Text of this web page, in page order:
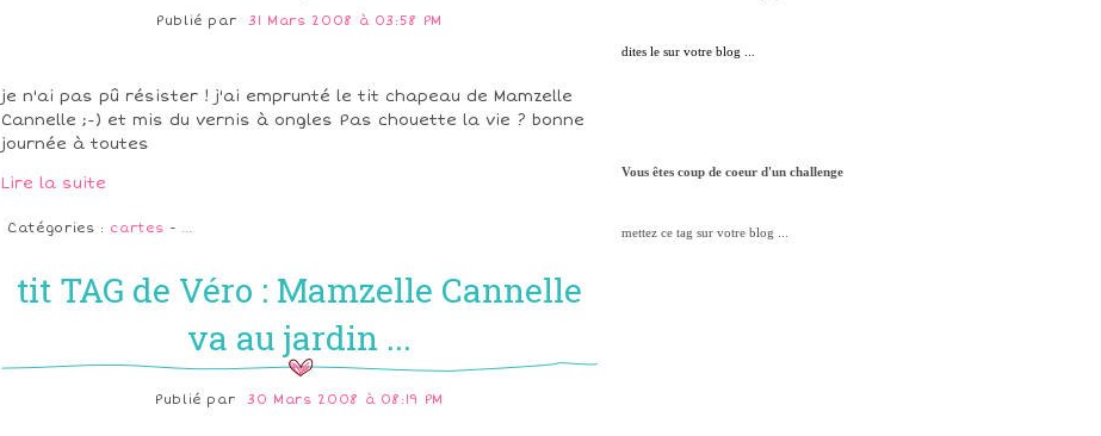
dites le sur votre blog ...
Vous êtes coup de coeur d'un challenge
mettez ce tag sur votre blog ...
Publié par 31 Mars 2008 à 03:58 PM
je n'ai pas pû résister ! j'ai emprunté le tit chapeau de Mamzelle
Cannelle ;-) et mis du vernis à ongles Pas chouette la vie ? bonne
journée à toutes
Lire la suite
Catégories : cartes - …
tit TAG de Véro : Mamzelle Cannelle
va au jardin ...
Publié par 30 Mars 2008 à 08:19 PM